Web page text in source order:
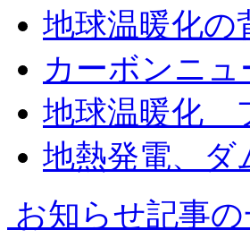
地球温暖化の
カーボンニ
地球温暖化
地熱発電、ダ
お知らせ記事